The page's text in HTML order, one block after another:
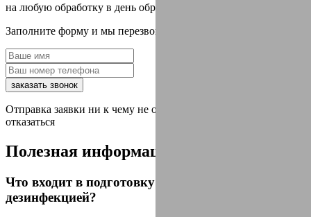
на любую обработку в день обращения
Заполните форму и мы перезвоним Вам через 2 минуты
заказать звонок
Отправка заявки ни к чему не обязыват, вы всегда можете
отказаться
Полезная информация
Что входит в подготовку помещения перед
дезинфекцией?